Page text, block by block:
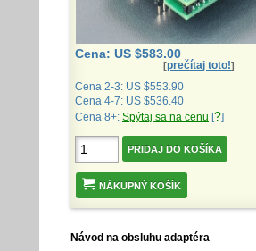
Cena: US $583.00
[prečítaj toto!]
Cena 2-3: US $553.90
Cena 4-7: US $536.40
Cena 8+: Spýtaj sa na cenu [?]
NÁKUPNÝ KOŠÍK
Návod na obsluhu adaptéra